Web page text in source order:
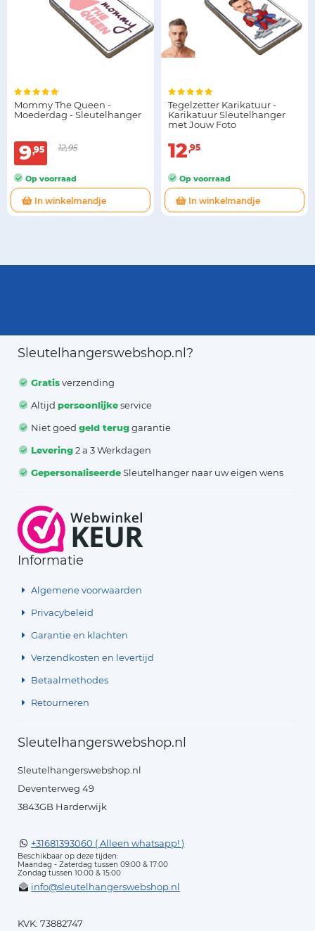
Mommy The Queen -
Moederdag - Sleutelhanger
9 95 12,95
Op voorraad
In winkelmandje
Tegelzetter Karikatuur -
Karikatuur Sleutelhanger
met Jouw Foto
12 95
Op voorraad
In winkelmandje
Sleutelhangerswebshop.nl?
Gratisverzending
Altijdpersoonlijkeservice
Niet goedgeld teruggarantie
Levering2 a 3 Werkdagen
GepersonaliseerdeSleutelhanger naar uw eigen wens
Informatie
Algemene voorwaarden
Privacybeleid
Garantie en klachten
Verzendkosten en levertijd
Betaalmethodes
Retourneren
Sleutelhangerswebshop.nl
Sleutelhangerswebshop.nl
Deventerweg 49
3843GB Harderwijk
+31681393060 ( Alleen whatsapp! )
Beschikbaar op deze tijden:
Maandag - Zaterdag tussen 09:00 & 17:00
Zondag tussen 10:00 & 15:00
info@sleutelhangerswebshop.nl
KVK: 73882747